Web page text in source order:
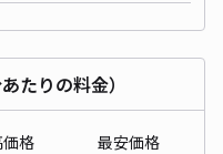
たりの料金）
格 最安価格